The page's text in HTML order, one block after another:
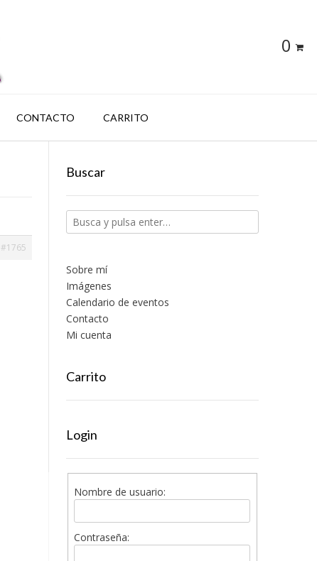
0
CONTACTO CARRITO
#1765
Buscar
Sobre mí
Imágenes
Calendario de eventos
Contacto
Mi cuenta
Carrito
Login
Nombre de usuario:
Contraseña: